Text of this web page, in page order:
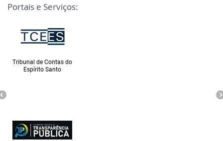
Portais e Serviços:
Tribunal de Contas do
Espírito Santo